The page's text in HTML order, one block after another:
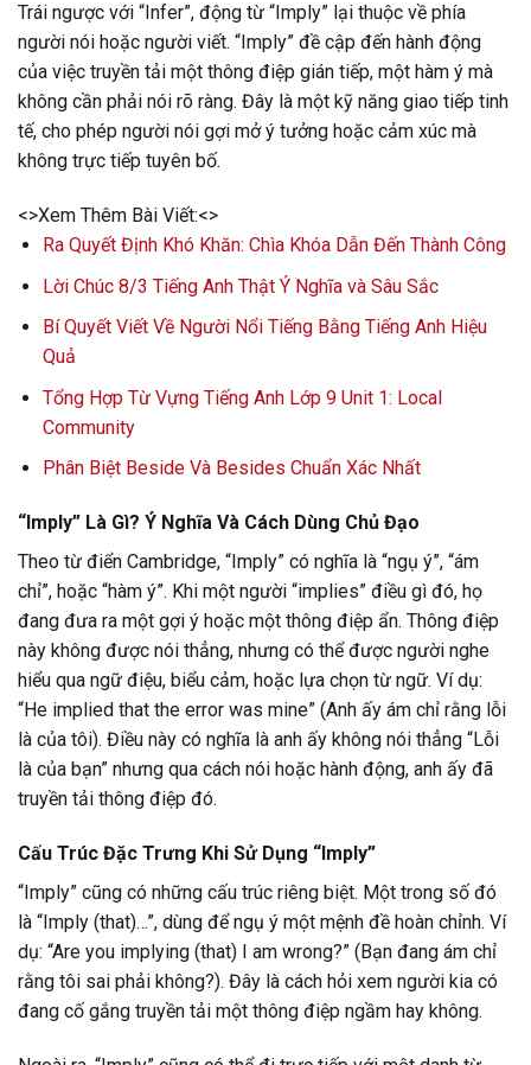
Trái ngược với “Infer”, động từ “Imply” lại thuộc về phía
người nói hoặc người viết. “Imply” đề cập đến hành động
của việc truyền tải một thông điệp gián tiếp, một hàm ý mà
không cần phải nói rõ ràng. Đây là một kỹ năng giao tiếp tinh
tế, cho phép người nói gợi mở ý tưởng hoặc cảm xúc mà
không trực tiếp tuyên bố.
<>Xem Thêm Bài Viết:<>
Ra Quyết Định Khó Khăn: Chìa Khóa Dẫn Đến Thành Công
Lời Chúc 8/3 Tiếng Anh Thật Ý Nghĩa và Sâu Sắc
Bí Quyết Viết Về Người Nổi Tiếng Bằng Tiếng Anh Hiệu
Quả
Tổng Hợp Từ Vựng Tiếng Anh Lớp 9 Unit 1: Local
Community
Phân Biệt Beside Và Besides Chuẩn Xác Nhất
“Imply” Là Gì? Ý Nghĩa Và Cách Dùng Chủ Đạo
Theo từ điển Cambridge, “Imply” có nghĩa là “ngụ ý”, “ám
chỉ”, hoặc “hàm ý”. Khi một người “implies” điều gì đó, họ
đang đưa ra một gợi ý hoặc một thông điệp ẩn. Thông điệp
này không được nói thẳng, nhưng có thể được người nghe
hiểu qua ngữ điệu, biểu cảm, hoặc lựa chọn từ ngữ. Ví dụ:
“He implied that the error was mine” (Anh ấy ám chỉ rằng lỗi
là của tôi). Điều này có nghĩa là anh ấy không nói thẳng “Lỗi
là của bạn” nhưng qua cách nói hoặc hành động, anh ấy đã
truyền tải thông điệp đó.
Cấu Trúc Đặc Trưng Khi Sử Dụng “Imply”
“Imply” cũng có những cấu trúc riêng biệt. Một trong số đó
là “Imply (that)…”, dùng để ngụ ý một mệnh đề hoàn chỉnh. Ví
dụ: “Are you implying (that) I am wrong?” (Bạn đang ám chỉ
rằng tôi sai phải không?). Đây là cách hỏi xem người kia có
đang cố gắng truyền tải một thông điệp ngầm hay không.